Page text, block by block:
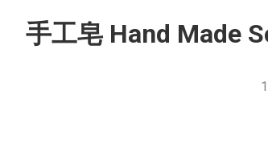
手工皂 Hand Made